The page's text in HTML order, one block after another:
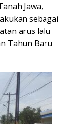
Jawa,
sebagai
arus lalu
Tahun Baru